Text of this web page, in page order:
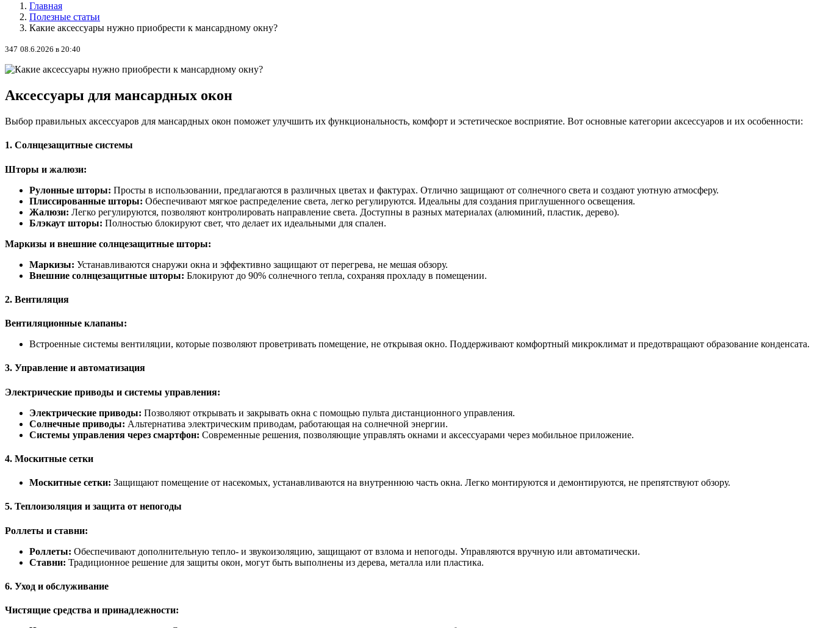
Главная
Полезные статьи
Какие аксессуары нужно приобрести к мансардному окну?
347 08.6.2026 в 20:40
Аксессуары для мансардных окон
Выбор правильных аксессуаров для мансардных окон поможет улучшить их функциональность, комфорт и эстетическое восприятие. Вот основные категории аксессуаров и их особенности:
1. Солнцезащитные системы
Шторы и жалюзи:
Рулонные шторы: Просты в использовании, предлагаются в различных цветах и фактурах. Отлично защищают от солнечного света и создают уютную атмосферу.
Плиссированные шторы: Обеспечивают мягкое распределение света, легко регулируются. Идеальны для создания приглушенного освещения.
Жалюзи: Легко регулируются, позволяют контролировать направление света. Доступны в разных материалах (алюминий, пластик, дерево).
Блэкаут шторы: Полностью блокируют свет, что делает их идеальными для спален.
Маркизы и внешние солнцезащитные шторы:
Маркизы: Устанавливаются снаружи окна и эффективно защищают от перегрева, не мешая обзору.
Внешние солнцезащитные шторы: Блокируют до 90% солнечного тепла, сохраняя прохладу в помещении.
2. Вентиляция
Вентиляционные клапаны:
Встроенные системы вентиляции, которые позволяют проветривать помещение, не открывая окно. Поддерживают комфортный микроклимат и предотвращают образование конденсата.
3. Управление и автоматизация
Электрические приводы и системы управления:
Электрические приводы: Позволяют открывать и закрывать окна с помощью пульта дистанционного управления.
Солнечные приводы: Альтернатива электрическим приводам, работающая на солнечной энергии.
Системы управления через смартфон: Современные решения, позволяющие управлять окнами и аксессуарами через мобильное приложение.
4. Москитные сетки
Москитные сетки: Защищают помещение от насекомых, устанавливаются на внутреннюю часть окна. Легко монтируются и демонтируются, не препятствуют обзору.
5. Теплоизоляция и защита от непогоды
Роллеты и ставни:
Роллеты: Обеспечивают дополнительную тепло- и звукоизоляцию, защищают от взлома и непогоды. Управляются вручную или автоматически.
Ставни: Традиционное решение для защиты окон, могут быть выполнены из дерева, металла или пластика.
6. Уход и обслуживание
Чистящие средства и принадлежности: